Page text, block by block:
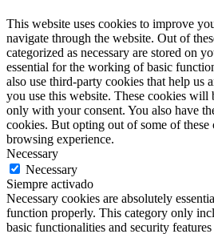
This website uses cookies to improve
navigate through the website. Out of
categorized as necessary are stored on
essential for the working of basic
also use third-party cookies that help us
you use this website. These cookies will
only with your consent. You also have
cookies. But opting out of some of
browsing experience.
Necessary
Necessary
Siempre activado
Necessary cookies are absolutely
function properly. This category only
basic functionalities and security